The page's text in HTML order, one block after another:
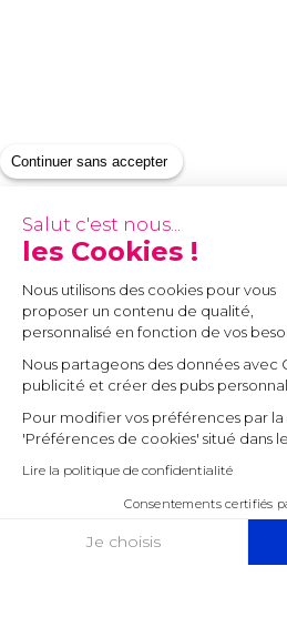
Continuer sans accepter
Salut c'est nous...
les Cookies !
Nous utilisons des cookies pour vous
proposer un contenu de qualité,
personnalisé en fonction de vos
Nous partageons des données avec
publicité et créer des pubs
Pour modifier vos préférences par la
'Préférences de cookies' situé dans
Lire la politique de confidentialité
Consentements certifiés
Je choisis
COOKIES